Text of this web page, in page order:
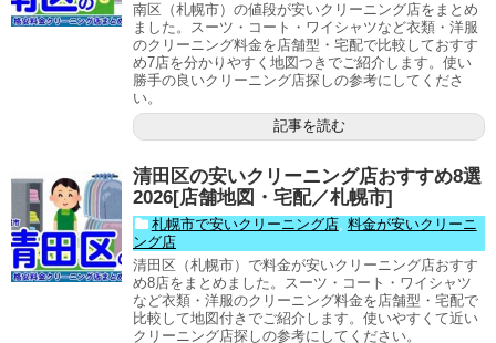
南区（札幌市）の値段が安いクリーニング店をまとめ
ました。スーツ・コート・ワイシャツなど衣類・洋服
のクリーニング料金を店舗型・宅配で比較しておすす
め7店を分かりやすく地図つきでご紹介します。使い
勝手の良いクリーニング店探しの参考にしてくださ
い。
記事を読む
清田区の安いクリーニング店おすすめ8選
2026[店舗地図・宅配／札幌市]
札幌市で安いクリーニング店, 料金が安いクリーニ
ング店
清田区（札幌市）で料金が安いクリーニング店おすす
め8店をまとめました。スーツ・コート・ワイシャツ
など衣類・洋服のクリーニング料金を店舗型・宅配で
比較して地図付きでご紹介します。使いやすくて近い
クリーニング店探しの参考にしてください。